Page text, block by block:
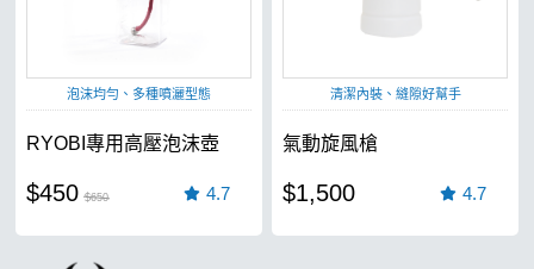
泡沫均勻、多種噴灑型態
RYOBI專用高壓泡沫壺
$450 $650 4.7
清潔內裝、縫隙好幫手
氣動旋風槍
$1,500 4.7